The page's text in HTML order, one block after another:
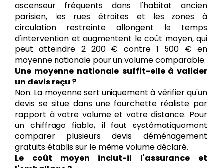
ascenseur fréquents dans l'habitat ancien
parisien, les rues étroites et les zones à
circulation restreinte allongent le temps
d'intervention et augmentent le coût moyen, qui
peut atteindre 2 200 € contre 1 500 € en
moyenne nationale pour un volume comparable.
Une moyenne nationale suffit-elle à valider
un devis reçu ?
Non. La moyenne sert uniquement à vérifier qu'un
devis se situe dans une fourchette réaliste par
rapport à votre volume et votre distance. Pour
un chiffrage fiable, il faut systématiquement
comparer plusieurs devis déménagement
gratuits établis sur le même volume déclaré.
Le coût moyen inclut-il l'assurance et